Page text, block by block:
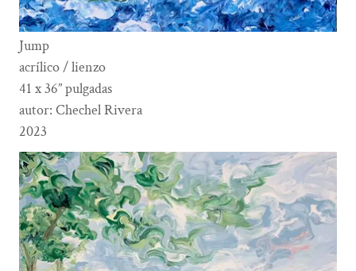
Jump
acrílico / lienzo
41 x 36” pulgadas
autor: Chechel Rivera
2023